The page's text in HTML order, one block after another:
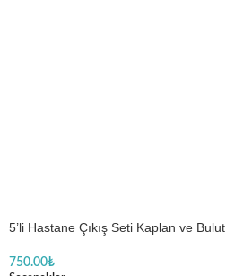
5’li Hastane Çıkış Seti Kaplan ve Bulut
750.00₺